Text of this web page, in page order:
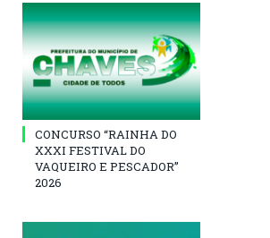
CONCURSO “RAINHA DO
XXXI FESTIVAL DO
VAQUEIRO E PESCADOR”
2026